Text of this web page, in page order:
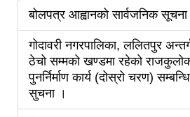
बोलपत्र आह्वानको सार्वजनिक सूचना
गोदावरी नगरपालिका, ललितपुर
ठेचो सम्मको खण्डमा रहेको
पुनर्निर्माण कार्य (दोस्रो चरण)
सुचना ।